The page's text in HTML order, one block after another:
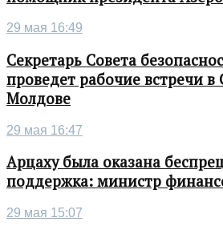
29 мая 16:49
Секретарь Совета
проведет рабочие встречи в
Молдове
29 мая 16:47
Арцаху была оказана
поддержка: министр
29 мая 15:07